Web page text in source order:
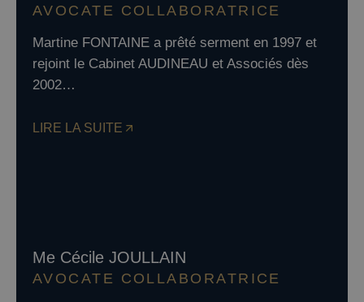
AVOCATE COLLABORATRICE
Martine FONTAINE a prêté serment en 1997 et
rejoint le Cabinet AUDINEAU et Associés dès
2002…
LIRE LA SUITE
Me Cécile JOULLAIN
AVOCATE COLLABORATRICE